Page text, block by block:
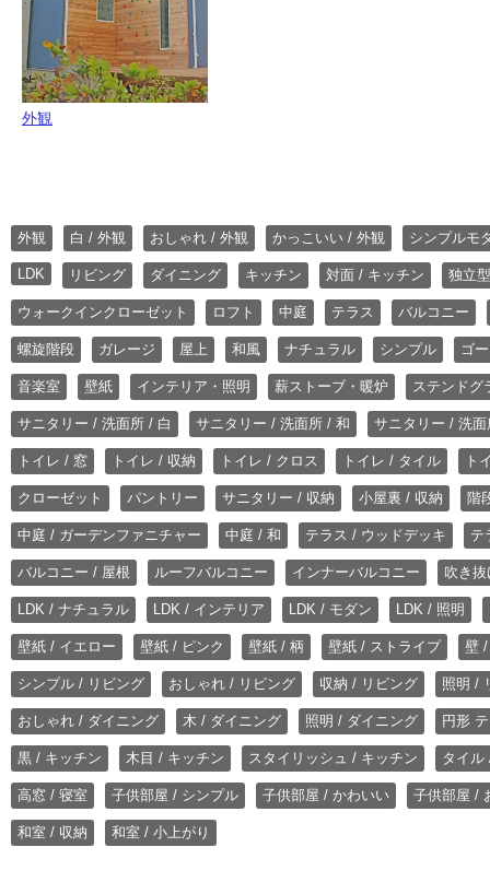
外観
外観 白 / 外観 おしゃれ / 外観 かっこいい / 外観 シンプルモ
LDK リビング ダイニング キッチン 対面 / キッチン 独立
ウォークインクローゼット ロフト 中庭 テラス バルコニー
螺旋階段 ガレージ 屋上 和風 ナチュラル シンプル ゴ
音楽室 壁紙 インテリア・照明 薪ストーブ・暖炉 ステンドグ
サニタリー / 洗面所 / 白 サニタリー / 洗面所 / 和 サニタリー / 洗
トイレ / 窓 トイレ / 収納 トイレ / クロス トイレ / タイル ト
クローゼット パントリー サニタリー / 収納 小屋裏 / 収納 階
中庭 / ガーデンファニチャー 中庭 / 和 テラス / ウッドデッキ テ
バルコニー / 屋根 ルーフバルコニー インナーバルコニー 吹き
LDK / ナチュラル LDK / インテリア LDK / モダン LDK / 照明
壁紙 / イエロー 壁紙 / ピンク 壁紙 / 柄 壁紙 / ストライプ 壁
シンプル / リビング おしゃれ / リビング 収納 / リビング 照明 /
おしゃれ / ダイニング 木 / ダイニング 照明 / ダイニング 円形
黒 / キッチン 木目 / キッチン スタイリッシュ / キッチン タイル
高窓 / 寝室 子供部屋 / シンプル 子供部屋 / かわいい 子供部屋 /
和室 / 収納 和室 / 小上がり